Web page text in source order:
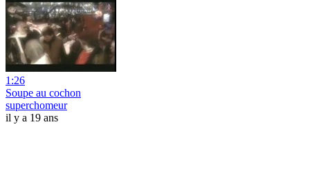
1:26
Soupe au cochon
superchomeur
il y a 19 ans